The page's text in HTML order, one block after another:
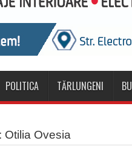
POLITICA TĂRLUNGENI
Otilia Ovesia